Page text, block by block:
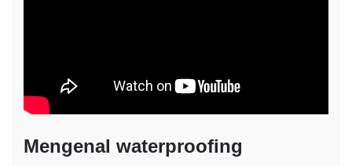
Mengenal waterproofing